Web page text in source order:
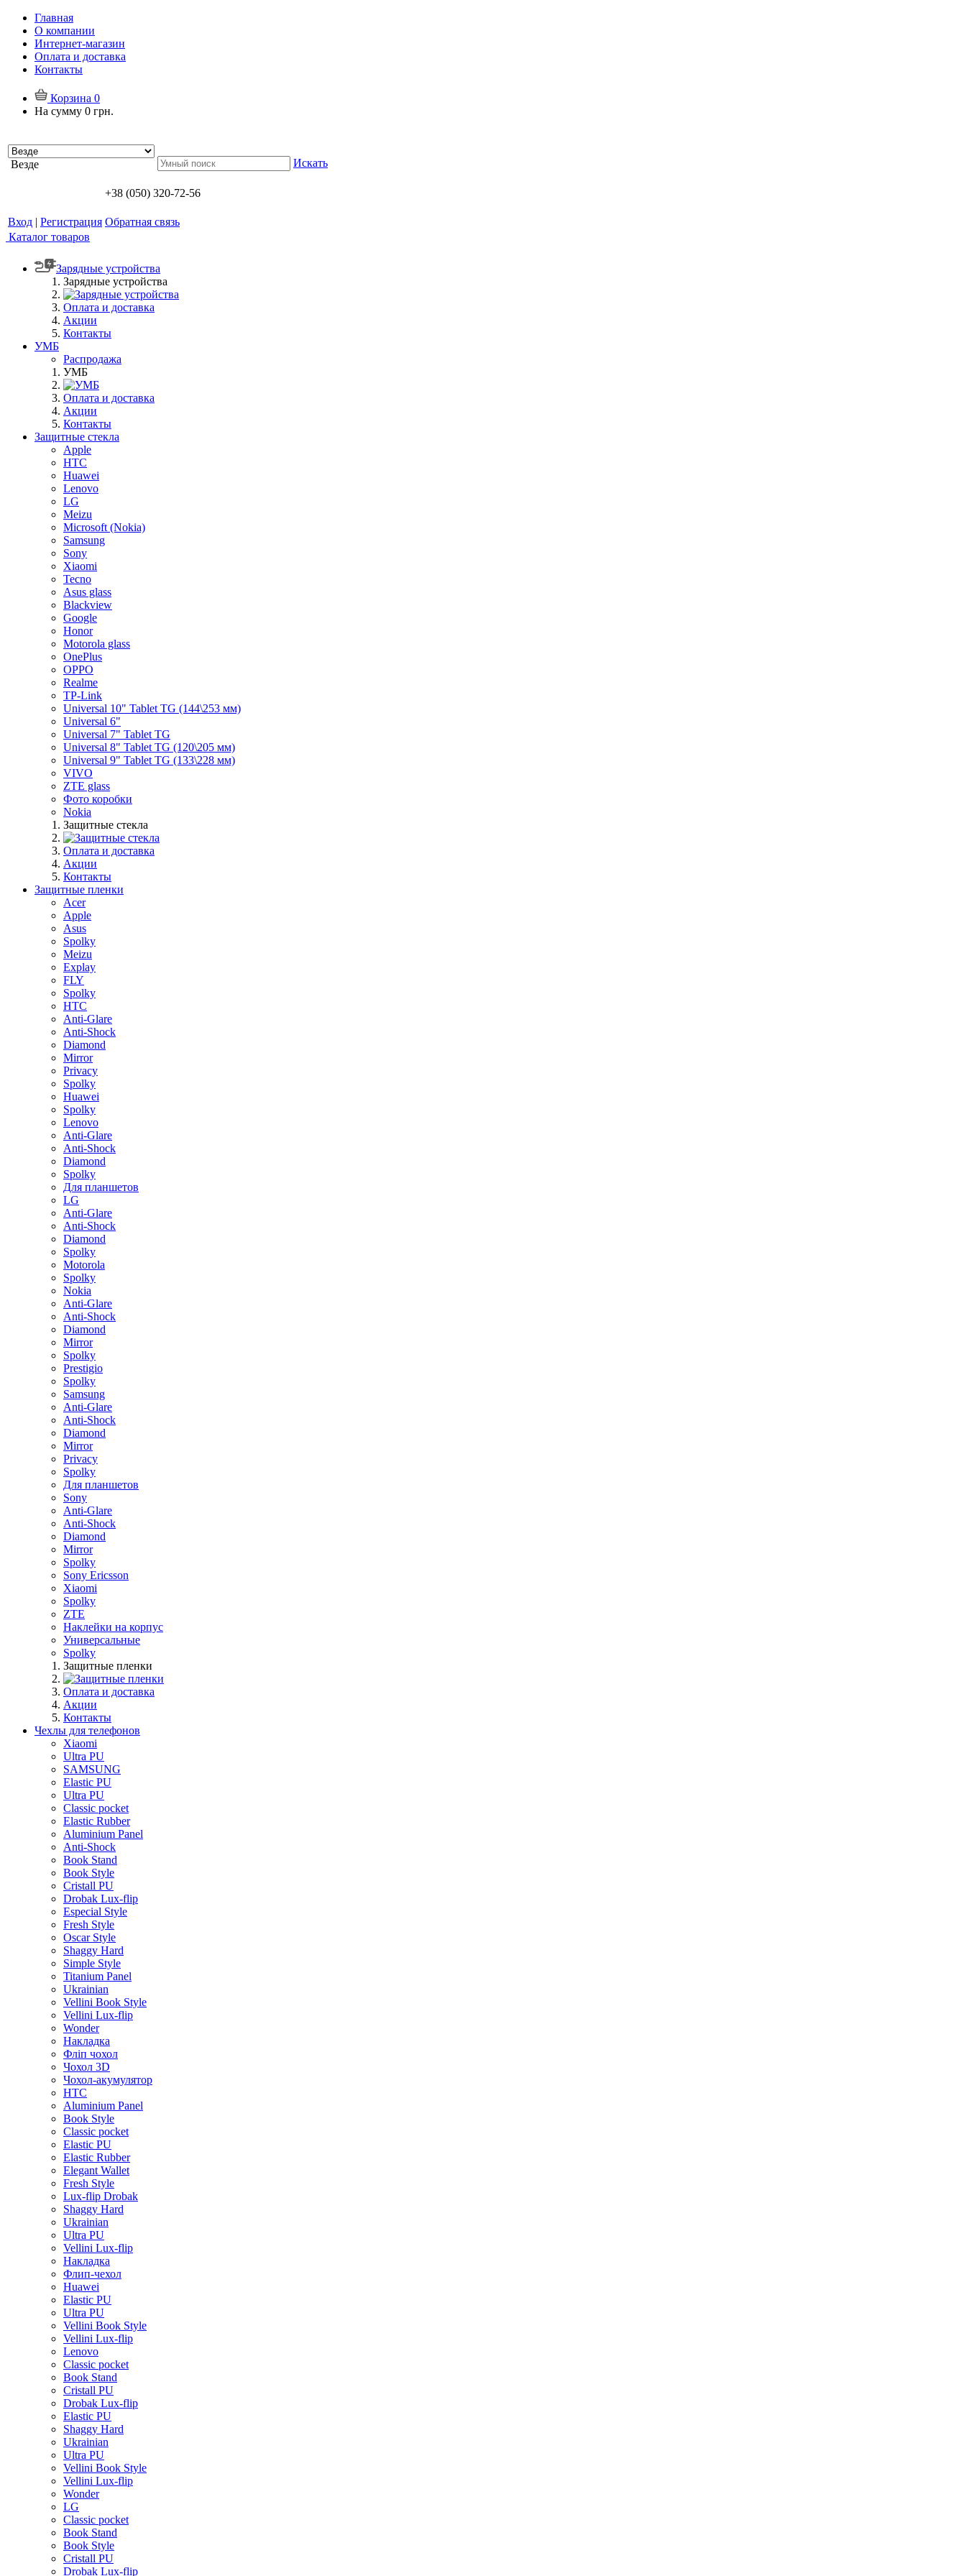
Главная
О компании
Интернет-магазин
Оплата и доставка
Контакты
Корзина 0
На сумму 0 грн.
Везде Искать
+38 (050) 320-72-56
Вход | Регистрация Обратная связь
Каталог товаров
Зарядные устройства
Зарядные устройства
Оплата и доставка
Акции
Контакты
УМБ
Распродажа
УМБ
Оплата и доставка
Акции
Контакты
Защитные стекла
Apple
HTC
Huawei
Lenovo
LG
Meizu
Microsoft (Nokia)
Samsung
Sony
Xiaomi
Tecno
Asus glass
Blackview
Google
Honor
Motorola glass
OnePlus
OPPO
Realme
TP-Link
Universal 10" Tablet TG (144\253 мм)
Universal 6"
Universal 7" Tablet TG
Universal 8" Tablet TG (120\205 мм)
Universal 9" Tablet TG (133\228 мм)
VIVO
ZTE glass
Фото коробки
Nokia
Защитные стекла
Оплата и доставка
Акции
Контакты
Защитные пленки
Acer
Apple
Asus
Spolky
Meizu
Explay
FLY
Spolky
HTC
Anti-Glare
Anti-Shock
Diamond
Mirror
Privacy
Spolky
Huawei
Spolky
Lenovo
Anti-Glare
Anti-Shock
Diamond
Spolky
Для планшетов
LG
Anti-Glare
Anti-Shock
Diamond
Spolky
Motorola
Spolky
Nokia
Anti-Glare
Anti-Shock
Diamond
Mirror
Spolky
Prestigio
Spolky
Samsung
Anti-Glare
Anti-Shock
Diamond
Mirror
Privacy
Spolky
Для планшетов
Sony
Anti-Glare
Anti-Shock
Diamond
Mirror
Spolky
Sony Ericsson
Xiaomi
Spolky
ZTE
Наклейки на корпус
Универсальные
Spolky
Защитные пленки
Оплата и доставка
Акции
Контакты
Чехлы для телефонов
Xiaomi
Ultra PU
SAMSUNG
Elastic PU
Ultra PU
Classic pocket
Elastic Rubber
Aluminium Panel
Anti-Shock
Book Stand
Book Style
Cristall PU
Drobak Lux-flip
Especial Style
Fresh Style
Oscar Style
Shaggy Hard
Simple Style
Titanium Panel
Ukrainian
Vellini Book Style
Vellini Lux-flip
Wonder
Накладка
Фліп чохол
Чохол 3D
Чохол-акумулятор
HTC
Aluminium Panel
Book Style
Classic pocket
Elastic PU
Elastic Rubber
Elegant Wallet
Fresh Style
Lux-flip Drobak
Shaggy Hard
Ukrainian
Ultra PU
Vellini Lux-flip
Накладка
Флип-чехол
Huawei
Elastic PU
Ultra PU
Vellini Book Style
Vellini Lux-flip
Lenovo
Classic pocket
Book Stand
Cristall PU
Drobak Lux-flip
Elastic PU
Shaggy Hard
Ukrainian
Ultra PU
Vellini Book Style
Vellini Lux-flip
Wonder
LG
Classic pocket
Book Stand
Book Style
Cristall PU
Drobak Lux-flip